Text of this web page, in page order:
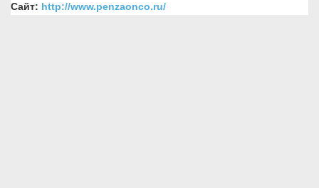
Сайт: http://www.penzaonco.ru/